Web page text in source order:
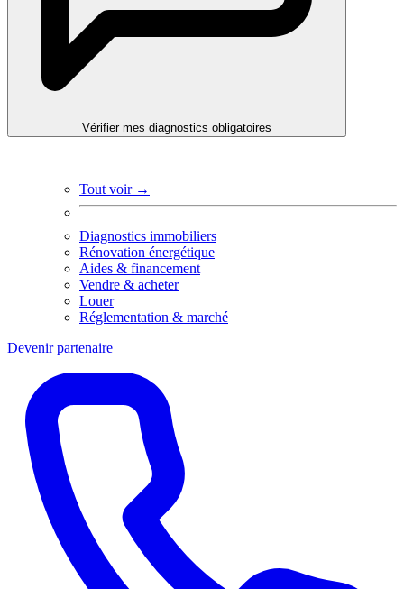
Tout voir →
Diagnostics immobiliers
Rénovation énergétique
Aides & financement
Vendre & acheter
Louer
Réglementation & marché
Devenir partenaire
Vérifier mes diagnostics obligatoires